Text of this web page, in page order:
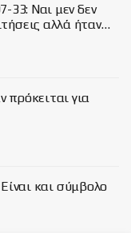
33: Ναι μεν δεν
αλλά ήταν…
πρόκειται για
και σύμβολο